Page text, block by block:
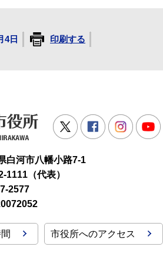
4日 印刷する
白河市役所
Twitter Facebook
河市八幡小路7-1
1111（代表）
2577
市役所へのアクセス